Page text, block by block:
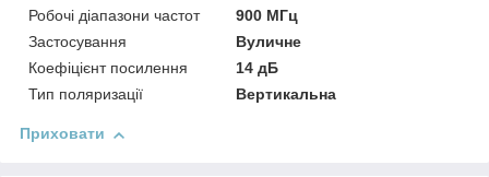
Робочі діапазони частот
900 МГц
Застосування
Вуличне
Коефіцієнт посилення
14 дБ
Тип поляризації
Вертикальна
Приховати